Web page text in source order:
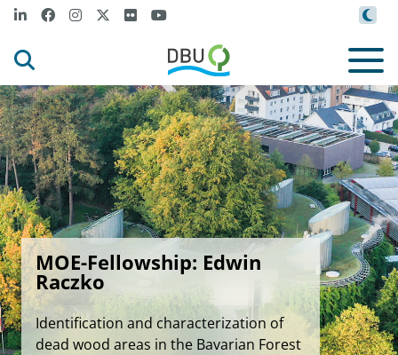
MOE-Fellowship: Edwin
Raczko
Identification and characterization of
dead wood areas in the Bavarian Forest